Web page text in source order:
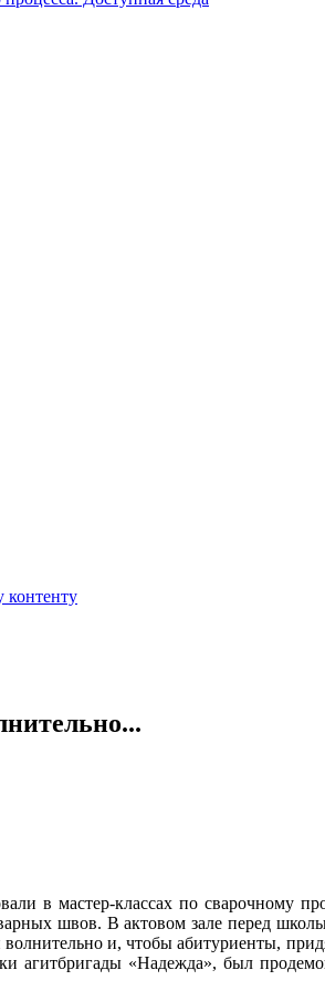
контенту
в мастер-классах по сварочному
швов. В актовом зале перед
волнительно и, чтобы абитуриенты,
«Надежда», был